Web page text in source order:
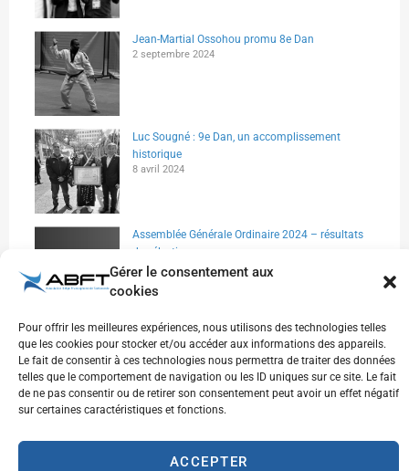
Gérer le consentement aux
cookies
Pour offrir les meilleures expériences, nous utilisons des technologies telles
que les cookies pour stocker et/ou accéder aux informations des appareils.
Le fait de consentir à ces technologies nous permettra de traiter des données
telles que le comportement de navigation ou les ID uniques sur ce site. Le fait
de ne pas consentir ou de retirer son consentement peut avoir un effet négatif
sur certaines caractéristiques et fonctions.
ACCEPTER
Jean-Martial Ossohou promu 8e Dan
2 septembre 2024
Luc Sougné : 9e Dan, un accomplissement
historique
8 avril 2024
Assemblée Générale Ordinaire 2024 – résultats
des élections
25 mars 2024
Canal WhatsApp – ABFT
14 mars 2024